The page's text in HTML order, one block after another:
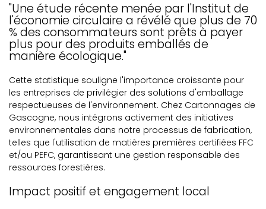
"Une étude récente menée par l'Institut de
l'économie circulaire a révélé que plus de 70
% des consommateurs sont prêts à payer
plus pour des produits emballés de
manière écologique."
Cette statistique souligne l'importance croissante pour
les entreprises de privilégier des solutions d'emballage
respectueuses de l'environnement. Chez Cartonnages de
Gascogne, nous intégrons activement des initiatives
environnementales dans notre processus de fabrication,
telles que l'utilisation de matières premières certifiées FFC
et/ou PEFC, garantissant une gestion responsable des
ressources forestières.
Impact positif et engagement local